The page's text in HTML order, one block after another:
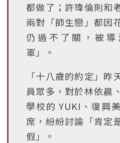
都做了；許瑋倫則和
兩對「師生戀」都因
仍過不了關，被導
軍」。
「十八歲的約定」昨
員眾多，對於林依晨
學校的 YUKI、復興
席，紛紛討論「肯定
假」。